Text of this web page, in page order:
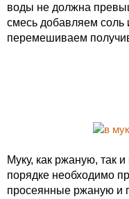
воды не должна
смесь добавляем соль
перемешиваем
Муку, как ржаную, так
порядке необходимо
просеянные ржаную и